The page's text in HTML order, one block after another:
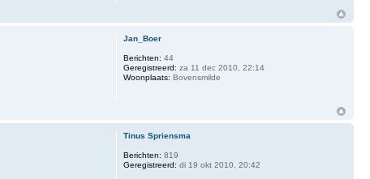
Jan_Boer
Berichten: 44
Geregistreerd: za 11 dec 2010, 22:14
Woonplaats: Bovensmilde
Tinus Spriensma
Berichten: 819
Geregistreerd: di 19 okt 2010, 20:42